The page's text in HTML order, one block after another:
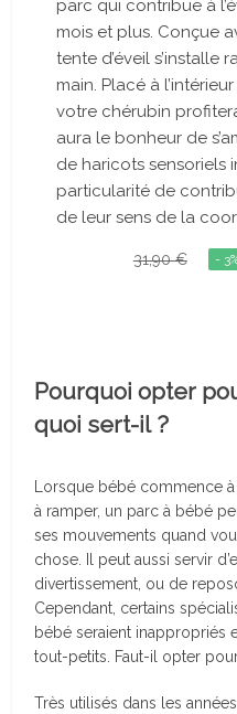
parc qui contribue à
mois et plus. Conçue
tente d’éveil s’installe
main. Placé à
votre chérubin
aura le bonheur de
de haricots sensoriels
particularité de
de leur sens de la
31,90 € -
Pourquoi opter
quoi sert-il ?
Lorsque bébé commence
à ramper, un parc à bébé
ses mouvements quand
chose. Il peut aussi servir
divertissement, ou de
Cependant, certains
bébé seraient inappropriés
tout-petits. Faut-il opter
Très utilisés dans les